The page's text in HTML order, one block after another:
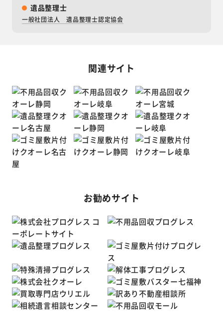
遺品整理士
一般社団法人 遺品整理士認定協会
関連サイト
お勧めサイト